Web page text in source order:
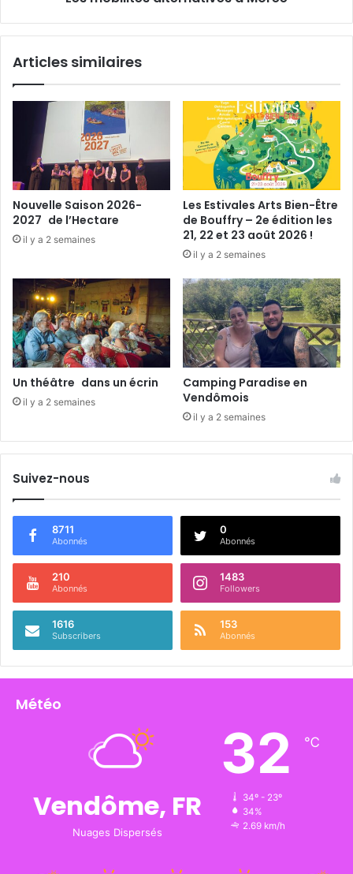
l
a
a
t
l
i
e
à
o
é
e
Articles similaires
Nouvelle Saison 2026-
2027 de l’Hectare
il y a 2 semaines
Les Estivales Arts Bien-Être
de Bouffry – 2e édition les
21, 22 et 23 août 2026 !
il y a 2 semaines
Un théâtre dans un écrin
il y a 2 semaines
Camping Paradise en
Vendômois
il y a 2 semaines
Suivez-nous
8711
Abonnés
0
Abonnés
210
Abonnés
1483
Followers
1616
Subscribers
153
Abonnés
Météo
Vendôme, FR
Nuages Dispersés
32 ℃
34º - 23º
34%
2.69 km/h